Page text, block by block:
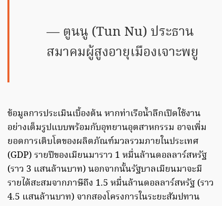
ตูนนู (Tun Nu) ประธาน
สมาคมผู้สูงอายุเมืองเจาะพยู
ข้อมูลการประเมินเบื้องต้น หากท่าเรือน้ำลึกเปิดใช้งาน
อย่างเต็มรูปแบบพร้อมกับอุทยานอุตสาหกรรม อาจเพิ่ม
ยอดการเติบโตของผลิตภัณฑ์มวลรวมภายในประเทศ
(GDP) รายปีของเมียนมาราว 1 หมื่นล้านดอลลาร์สหรัฐ
(ราว 3 แสนล้านบาท) นอกจากนั้นรัฐบาลเมียนมาจะมี
รายได้สะสมจากภาษีถึง 1.5 หมื่นล้านดอลลาร์สหรัฐ (ราว
4.5 แสนล้านบาท) จากสองโครงการในระยะสัมปทาน